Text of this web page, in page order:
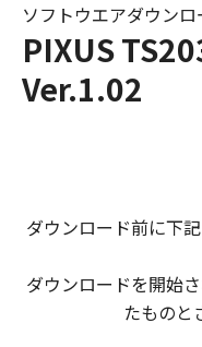
PIXUS
Ver.1.02
ソフトウエアダウンロ
ダウンロード前に下
ダウンロードを開始
たものと